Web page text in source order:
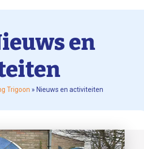
en
Trigoon » Nieuws en activiteiten